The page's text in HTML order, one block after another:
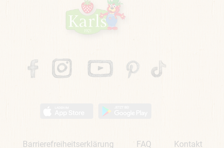
Barrierefreiheitserklärung FAQ Kontakt